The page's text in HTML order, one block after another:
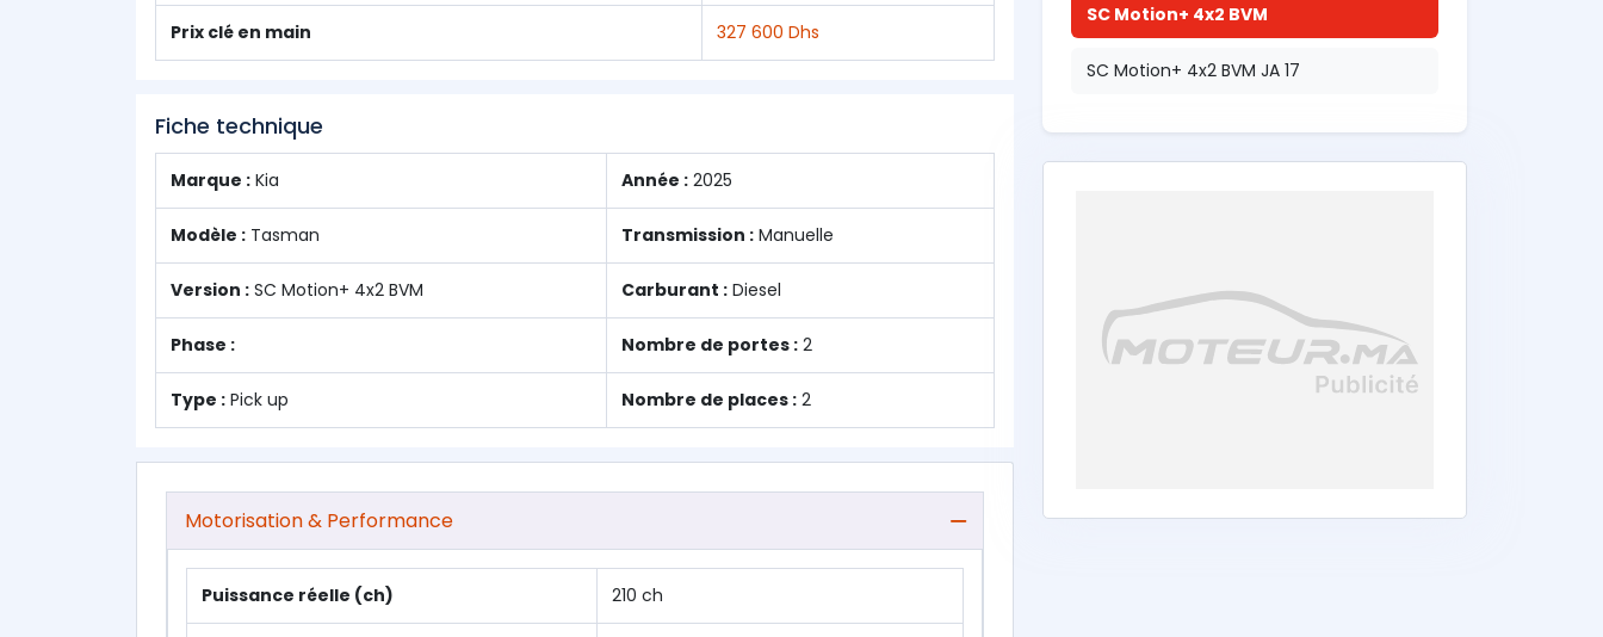
Prix clé en main 327 600 Dhs
Fiche technique
Marque : Kia Année : 2025
Modèle : Tasman Transmission : Manuelle
Version : SC Motion+ 4x2 BVM Carburant : Diesel
Phase : Nombre de portes : 2
Type : Pick up Nombre de places : 2
Motorisation & Performance
Puissance réelle (ch) 210 ch
SC Motion+ 4x2 BVM
SC Motion+ 4x2 BVM JA 17